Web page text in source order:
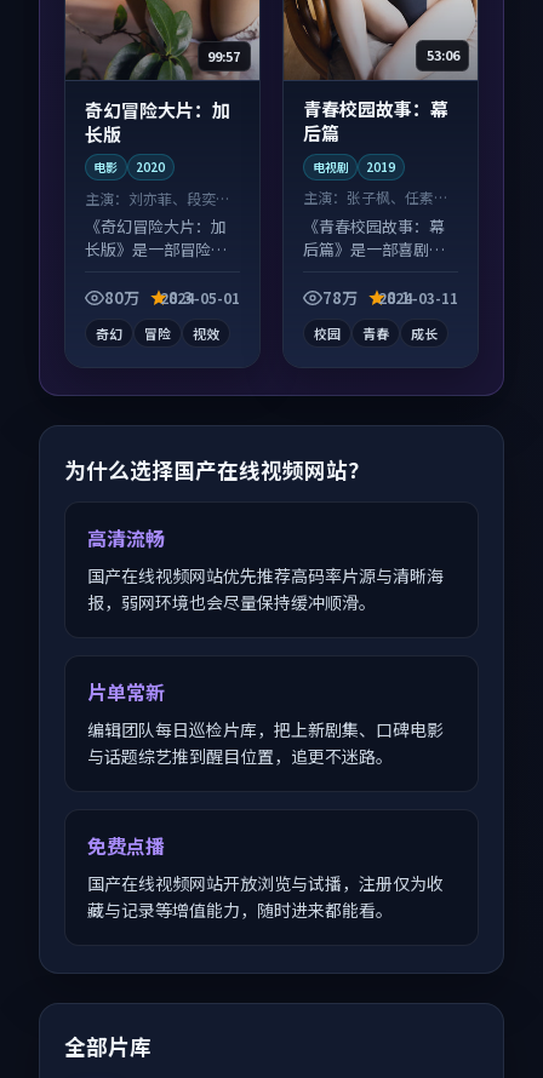
99:57
奇幻冒险大片：加
长版
电影 2020
主演： 刘亦菲、段奕宏
等
《奇幻冒险大片：加
长版》是一部冒险向
度高，适合配弹幕观
80万 8.3
2024-05-01
奇幻 冒险 视效
53:06
青春校园故事：幕
后篇
电视剧 2019
主演： 张子枫、任素汐
等
《青春校园故事：幕
后篇》是一部喜剧向
续发酵，适合周末一
78万 8.1
2024-03-11
校园 青春 成长
为什么选择国产在线视频网站？
高清流畅
国产在线视频网站优先推荐高码率片源与清晰海
报，弱网环境也会尽量保持缓冲顺滑。
片单常新
编辑团队每日巡检片库，把上新剧集、口碑电影
与话题综艺推到醒目位置，追更不迷路。
免费点播
国产在线视频网站开放浏览与试播，注册仅为收
藏与记录等增值能力，随时进来都能看。
全部片库